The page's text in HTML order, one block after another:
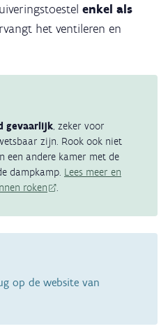
enkel als
het ventileren en
gevaarlijk, zeker voor
zijn. Rook ook niet
een andere kamer met de
dampkamp. Lees meer en
roken
.
op de website van